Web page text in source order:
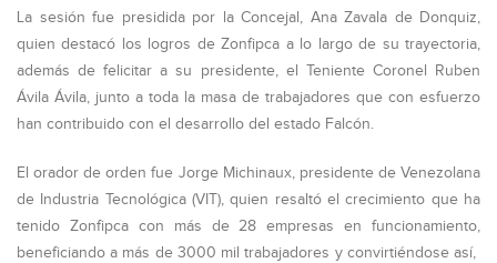
La sesión fue presidida por la Concejal, Ana Zavala de Donquiz,
quien destacó los logros de Zonfipca a lo largo de su trayectoria,
además de felicitar a su presidente, el Teniente Coronel Ruben
Ávila Ávila, junto a toda la masa de trabajadores que con esfuerzo
han contribuido con el desarrollo del estado Falcón.
El orador de orden fue Jorge Michinaux, presidente de Venezolana
de Industria Tecnológica (VIT), quien resaltó el crecimiento que ha
tenido Zonfipca con más de 28 empresas en funcionamiento,
beneficiando a más de 3000 mil trabajadores y convirtiéndose así,